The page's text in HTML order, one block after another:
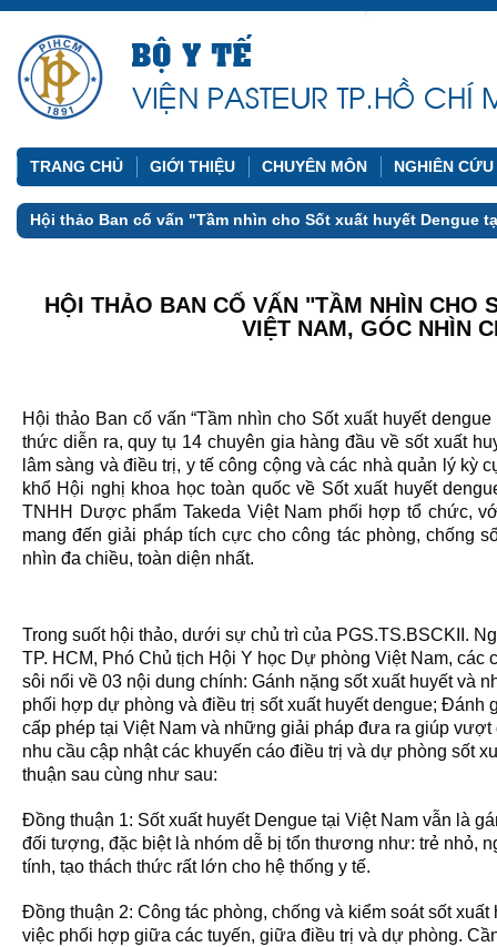
TRANG CHỦ GIỚI THIỆU CHUYÊN MÔN NGHIÊN
Hội thảo Ban cố vấn "Tầm nhìn cho Sốt xuất huyết Dengue
HỘI THẢO BAN CỐ VẤN "TẦM NHÌN CHO
VIỆT NAM, GÓC NHÌN
Hội thảo Ban cố vấn “Tầm nhìn cho Sốt xuất huyết
thức diễn ra, quy tụ 14 chuyên gia hàng đầu về sốt xuất
lâm sàng và điều trị, y tế công cộng và các nhà quản lý kỳ
khổ Hội nghị khoa học toàn quốc về Sốt xuất huyết
TNHH Dược phẩm Takeda Việt Nam phối hợp tổ chức,
mang đến giải pháp tích cực cho công tác phòng, chống
nhìn đa chiều, toàn diện nhất.
Trong suốt hội thảo, dưới sự chủ trì của PGS.TS.BSCKII.
TP. HCM, Phó Chủ tịch Hội Y học Dự phòng Việt Nam, các
sôi nổi về 03 nội dung chính: Gánh nặng sốt xuất huyết và
phối hợp dự phòng và điều trị sốt xuất huyết dengue;
cấp phép tại Việt Nam và những giải pháp đưa ra giúp
nhu cầu cập nhật các khuyến cáo điều trị và dự phòng sốt
thuận sau cùng như sau:
Đồng thuận 1: Sốt xuất huyết Dengue tại Việt Nam vẫn là
đối tượng, đặc biệt là nhóm dễ bị tổn thương như: trẻ nhỏ,
tính, tạo thách thức rất lớn cho hệ thống y tế.
Đồng thuận 2: Công tác phòng, chống và kiểm soát sốt
việc phối hợp giữa các tuyến, giữa điều trị và dự phòng.